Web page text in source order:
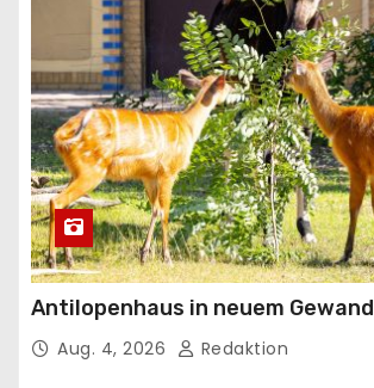
Antilopenhaus in neuem Gewand
Aug. 4, 2026 Redaktion